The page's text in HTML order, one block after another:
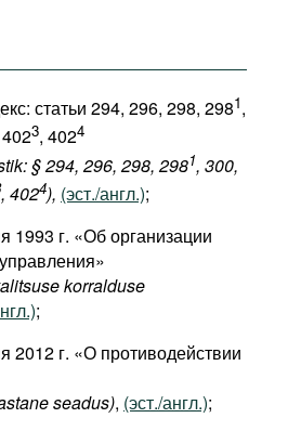
статьи 294, 296, 298, 2981,
3, 4024
§ 294, 296, 298, 2981, 300,
, 4024), (эст./англ.);
1993 г. «Об организации
korralduse
;
2012 г. «О противодействии
seadus), (эст./англ.);